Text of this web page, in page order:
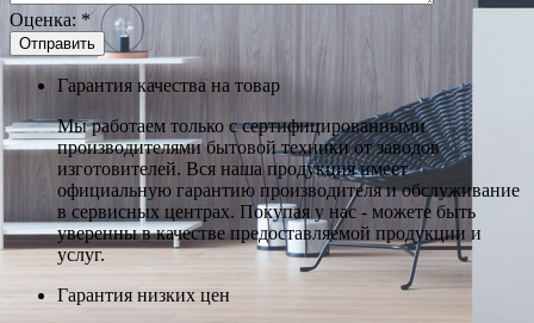
Оценка: *
Гарантия качества на товар
Мы работаем только с сертифицированными
производителями бытовой техники от заводов
изготовителей. Вся наша продукция имеет
официальную гарантию производителя и обслуживание
в сервисных центрах. Покупая у нас - можете быть
уверенны в качестве предоставляемой продукции и
услуг.
Гарантия низких цен